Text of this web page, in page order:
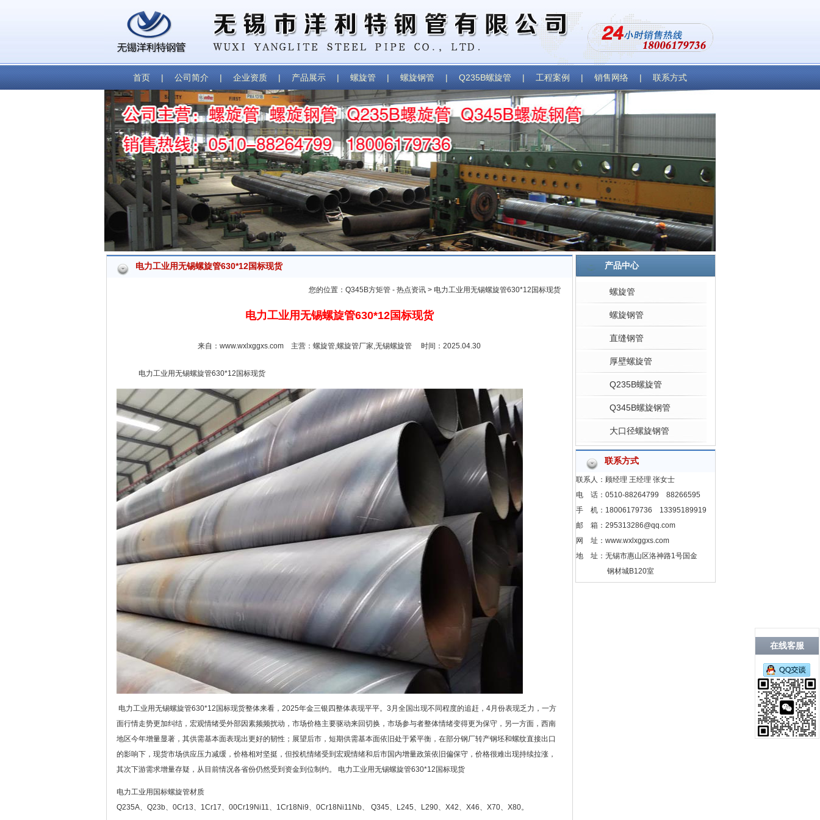
首页 | 公司简介 | 企业资质 | 产品展示 | 螺旋管 | 螺旋钢管 | Q235B螺旋管 | 工程案例 | 销售网络 | 联系方式
电力工业用无锡螺旋管630*12国标现货
您的位置： Q345B方矩管- 热点资讯> 电力工业用无锡螺旋管630*12国标现货
电力工业用无锡螺旋管630*12国标现货
来自：www.wxlxggxs.com 主营： 螺旋管,螺旋管厂家,无锡螺旋管 时间：2025.04.30
电力工业用无锡螺旋管630*12国标现货
电力工业用无锡螺旋管630*12国标现货整体来看，2025年金三银四整体表现平平。3月全国出现不同程度的追赶，4月份表现乏力，一方
面行情走势更加纠结，宏观情绪受外部因素频频扰动，市场价格主要驱动来回切换，市场参与者整体情绪变得更为保守，另一方面，西南
地区今年增量显著，其供需基本面表现出更好的韧性；展望后市，短期供需基本面依旧处于紧平衡，在部分钢厂转产钢坯和螺纹直接出口
的影响下，现货市场供应压力减缓，价格相对坚挺，但投机情绪受到宏观情绪和后市国内增量政策依旧偏保守，价格很难出现持续拉涨，
其次下游需求增量存疑，从目前情况各省份仍然受到资金到位制约。 电力工业用无锡螺旋管630*12国标现货
电力工业用国标螺旋管材质
Q235A、Q23b、0Cr13、1Cr17、00Cr19Ni11、1Cr18Ni9、0Cr18Ni11Nb、 Q345、L245、L290、X42、X46、X70、X80。
产品中心
螺旋管
螺旋钢管
直缝钢管
厚壁螺旋管
Q235B螺旋管
Q345B螺旋钢管
大口径螺旋钢管
联系方式
联系人：顾经理 王经理 张女士
电 话：0510-88264799 88266595
手 机：18006179736 13395189919
邮 箱：295313286@qq.com
网 址：www.wxlxggxs.com
地 址：无锡市惠山区洛神路1号国金
钢材城B120室
在线客服